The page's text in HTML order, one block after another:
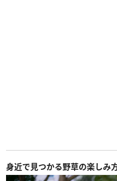
身近で見つかる野草の楽しみ